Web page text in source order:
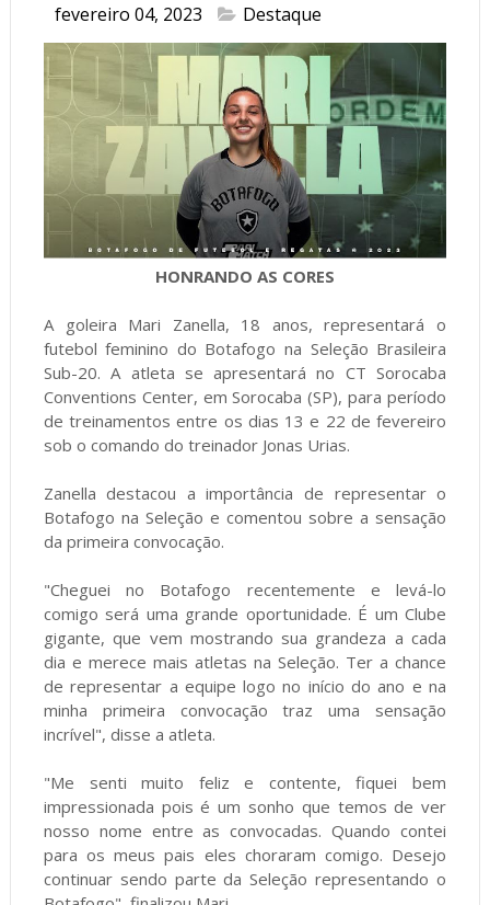
fevereiro 04, 2023 Destaque
HONRANDO AS CORES
A goleira Mari Zanella, 18 anos, representará o
futebol feminino do Botafogo na Seleção Brasileira
Sub-20. A atleta se apresentará no CT Sorocaba
Conventions Center, em Sorocaba (SP), para período
de treinamentos entre os dias 13 e 22 de fevereiro
sob o comando do treinador Jonas Urias.
Zanella destacou a importância de representar o
Botafogo na Seleção e comentou sobre a sensação
da primeira convocação.
"Cheguei no Botafogo recentemente e levá-lo
comigo será uma grande oportunidade. É um Clube
gigante, que vem mostrando sua grandeza a cada
dia e merece mais atletas na Seleção. Ter a chance
de representar a equipe logo no início do ano e na
minha primeira convocação traz uma sensação
incrível", disse a atleta.
"Me senti muito feliz e contente, fiquei bem
impressionada pois é um sonho que temos de ver
nosso nome entre as convocadas. Quando contei
para os meus pais eles choraram comigo. Desejo
continuar sendo parte da Seleção representando o